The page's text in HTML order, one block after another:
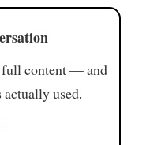
full content — and
used.